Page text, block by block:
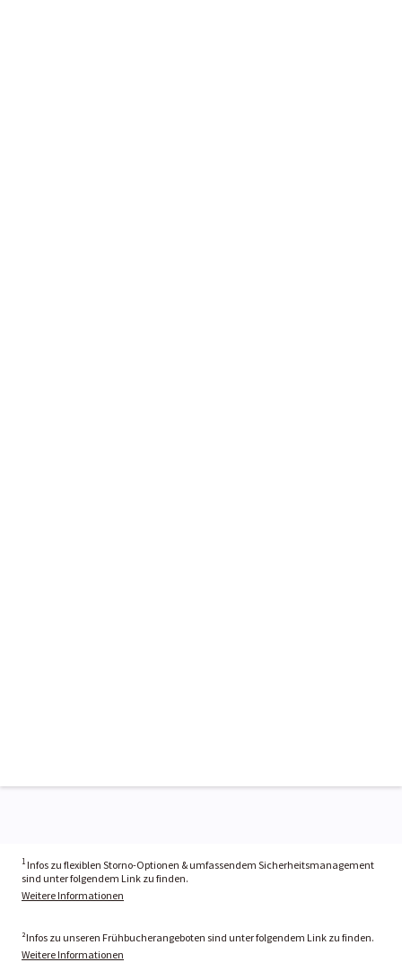
1 Infos zu flexiblen Storno-Optionen & umfassendem Sicherheitsmanagement
sind unter folgendem Link zu finden.
Weitere Informationen
²Infos zu unseren Frühbucherangeboten sind unter folgendem Link zu finden.
Weitere Informationen